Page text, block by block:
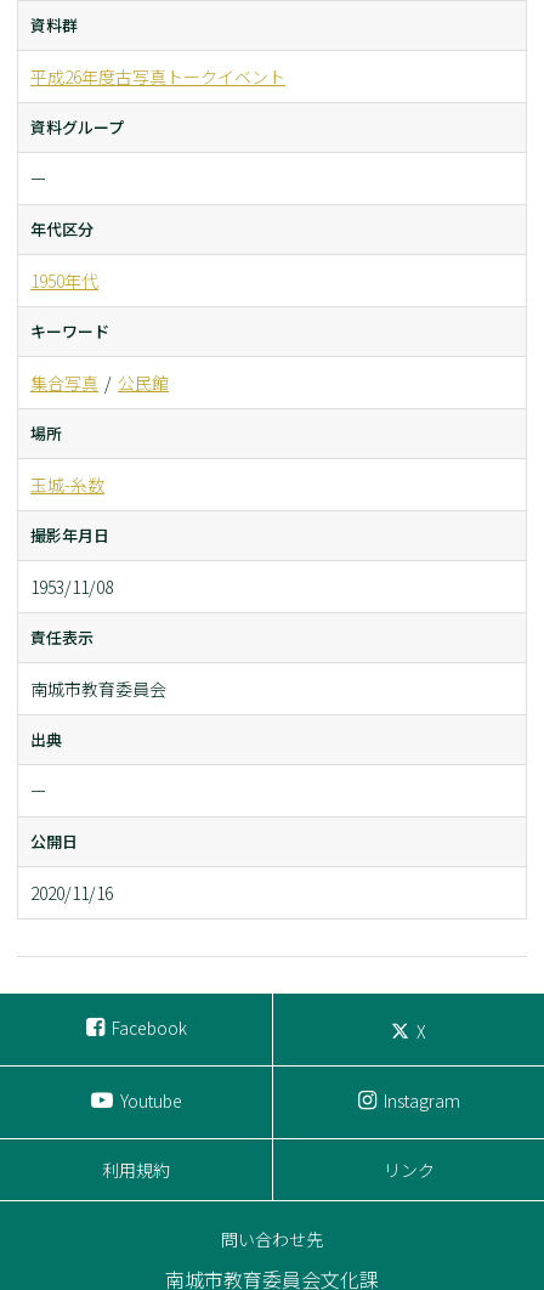
資料群
平成26年度古写真トークイベント
資料グループ
ー
年代区分
1950年代
キーワード
集合写真 公民館
場所
玉城-糸数
撮影年月日
1953/11/08
責任表示
南城市教育委員会
出典
ー
公開日
2020/11/16
Facebook X
Youtube Instagram
利用規約 リンク
問い合わせ先
南城市教育委員会文化課